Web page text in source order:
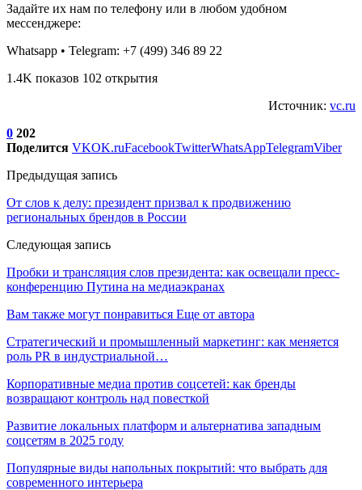
Задайте их нам по телефону или в любом удобном
мессенджере:
Whatsapp • Telegram: +7 (499) 346 89 22
1.4K показов 102 открытия
Источник: vc.ru
0 202
Поделится VKOK.ruFacebookTwitterWhatsAppTelegramViber
Предыдущая запись
От слов к делу: президент призвал к продвижению
региональных брендов в России
Следующая запись
Пробки и трансляция слов президента: как освещали пресс-
конференцию Путина на медиаэкранах
Вам также могут понравиться Еще от автора
Стратегический и промышленный маркетинг: как меняется
роль PR в индустриальной…
Корпоративные медиа против соцсетей: как бренды
возвращают контроль над повесткой
Развитие локальных платформ и альтернатива западным
соцсетям в 2025 году
Популярные виды напольных покрытий: что выбрать для
современного интерьера